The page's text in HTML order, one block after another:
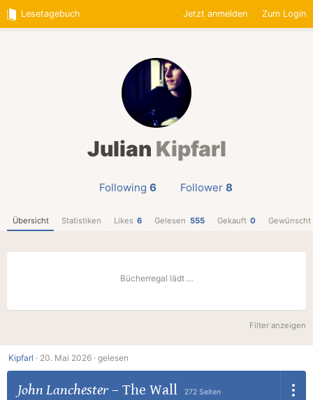
Lesetagebuch Jetzt anmelden Zum Login
Julian Kipfarl
Following 6 Follower 8
Übersicht Statistiken Likes 6 Gelesen 555 Gekauft 0 Gewünscht
Bücherregal lädt …
Filter anzeigen
Kipfarl · 20. Mai 2026 · gelesen
John Lanchester– The Wall 272 Seiten